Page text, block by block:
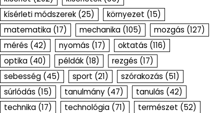
kísérleti módszerek (25) környezet (15)
matematika (17) mechanika (105) mozgás (127)
mérés (42) nyomás (17) oktatás (116)
optika (40) példák (18) rezgés (17)
sebesség (45) sport (21) szórakozás (51)
súrlódás (15) tanulmány (47) tanulás (42)
technika (17) technológia (71) természet (52)